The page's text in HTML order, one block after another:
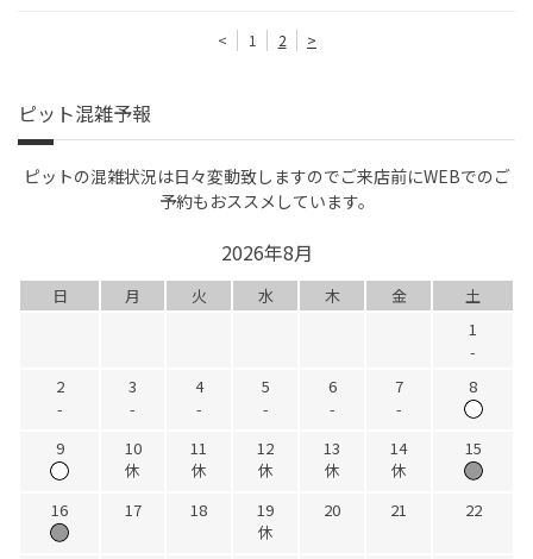
< 1 2 >
ピット混雑予報
ピットの混雑状況は日々変動致しますのでご来店前にWEBでのご
予約もおススメしています。
2026年8月
日 月 火 水 木 金
土
1
-
2
-
3
-
4
-
5
-
6
-
7
-
8
9
10
休
11
休
12
休
13
休
14
休
15
16 17 18
19
休
20 21 22